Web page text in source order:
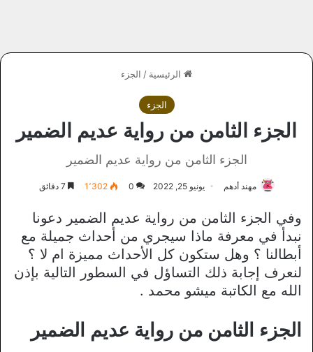
الرئيسية / الجزء
الجزء
الجزء الثامن من رواية عديم الضمير
الجزء الثامن من رواية عديم الضمير
مهند أدهم يونيو 25, 2022 0 1٬302
وفي الجزء الثامن من رواية عديم الضمير دعونا
نبدأ في معرفة ماذا سيجري من أحداث جميلة مع
أبطالنا ؟ وهل ستكون كل الأحداث مميزة ام لا ؟
لنعرف إجابة ذلك التساؤل في السطور التالية بإذن
الله مع الكاتبة ميشو محمد .
الجزء الثامن من رواية عديم الضمير